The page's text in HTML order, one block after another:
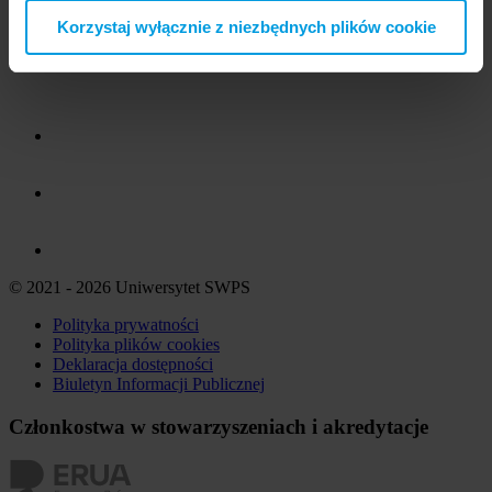
Korzystaj wyłącznie z niezbędnych plików cookie
© 2021 - 2026 Uniwersytet SWPS
Polityka prywatności
Polityka plików cookies
Deklaracja dostępności
Biuletyn Informacji Publicznej
Członkostwa w stowarzyszeniach i akredytacje